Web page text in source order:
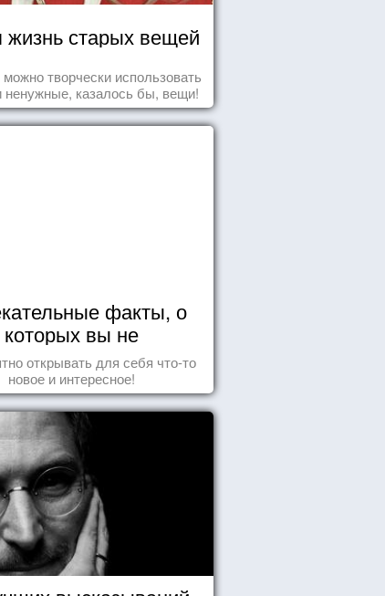
жизнь старых вещей
творчески использовать
ненужные, казалось бы, вещи!
факты, о
которых вы не
догадывались!
открывать для себя что-то
новое и интересное!